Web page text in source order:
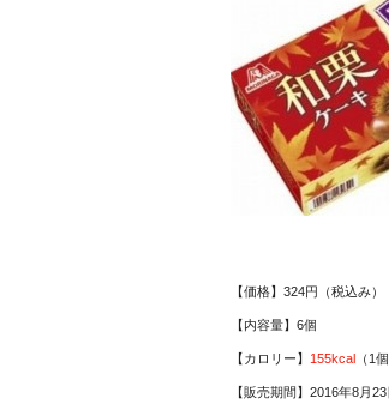
【価格】324円（税込み）
【内容量】6個
【カロリー】 155kcal （1
【販売期間】2016年8月